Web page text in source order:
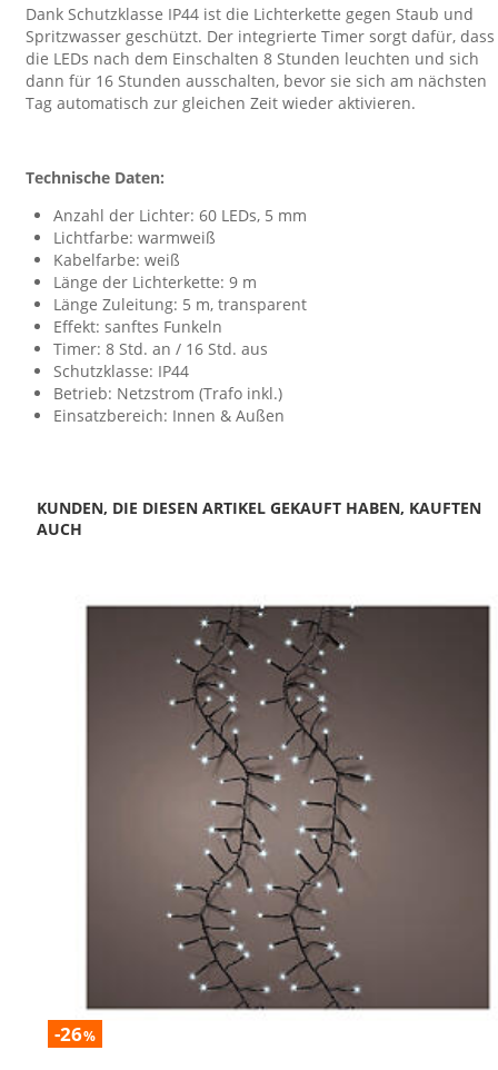
Dank Schutzklasse IP44 ist die Lichterkette gegen Staub und
Spritzwasser geschützt. Der integrierte Timer sorgt dafür, dass
die LEDs nach dem Einschalten 8 Stunden leuchten und sich
dann für 16 Stunden ausschalten, bevor sie sich am nächsten
Tag automatisch zur gleichen Zeit wieder aktivieren.
Technische Daten:
Anzahl der Lichter: 60 LEDs, 5 mm
Lichtfarbe: warmweiß
Kabelfarbe: weiß
Länge der Lichterkette: 9 m
Länge Zuleitung: 5 m, transparent
Effekt: sanftes Funkeln
Timer: 8 Std. an / 16 Std. aus
Schutzklasse: IP44
Betrieb: Netzstrom (Trafo inkl.)
Einsatzbereich: Innen & Außen
KUNDEN, DIE DIESEN ARTIKEL GEKAUFT HABEN, KAUFTEN
AUCH
-26%